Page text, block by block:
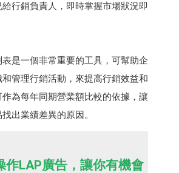
行銷負責人，即時掌握市場狀況即
是一個非常重要的工具，可幫助企
管理行銷活動，來提高行銷效益和
為每年同期營業額比較的依據，讓
出業績差異的原因。
作LAP廣告，讓你有機會